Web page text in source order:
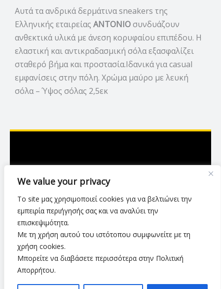
We value your privacy
Το site μας χρησιμοποιεί cookies για να βελτιώνει την
εμπειρία περιήγησής σας και να αναλύει την
επισκεψιμότητα.
Με τη χρήση αυτού του ιστότοπου συμφωνείτε με τη
χρήση cookies.
Μπορείτε να διαβάσετε περισσότερα στην Πολιτική
Απορρήτου.
Αυτά τα ανδρικά δερμάτινα sneakers της
Ελληνικής εταιρείας ANTONIOσυνδυάζουν
ανθεκτικά υλικά με άνεση κορυφαίου επιπέδου. Η
ελαστική και αντικραδασμική σόλα εξασφαλίζει
σταθερό βήμα και προστασία.Ιδανικά για casual
εμφανίσεις στην πόλη. Χρώμα μαύρο με λευκή
σόλα – Ύψος σόλας 2,5εκ
luxurylarisa2024@gmail.com
Πολιτική Απορρήτου • Όροι Χρήσης •
Τρόποι & Μέθοδοι Αποστολής
Πολιτική Επιστροφών •
Τρόποι Πληρωμής